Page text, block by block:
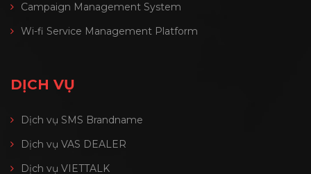
Campaign Management System
Wi-fi Service Management Platform
DỊCH VỤ
Dịch vụ SMS Brandname
Dịch vụ VAS DEALER
Dịch vụ VIETTALK